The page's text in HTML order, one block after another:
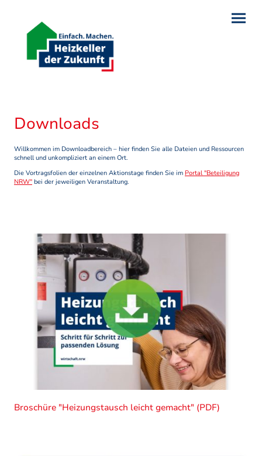
Downloads
Willkommen im Downloadbereich – hier finden Sie alle Dateien und Ressourcen
schnell und unkompliziert an einem Ort.
Die Vortragsfolien der einzelnen Aktionstage finden Sie im Portal "Beteiligung
NRW" bei der jeweiligen Veranstaltung.
Broschüre "Heizungstausch leicht gemacht" (PDF)